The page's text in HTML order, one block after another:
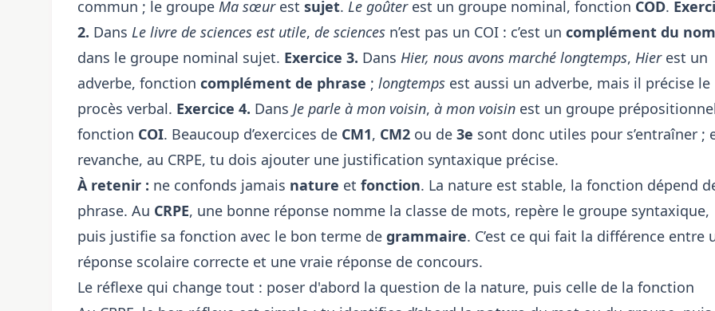
commun ; le groupe Ma sœurest sujet. Le goûterest un groupe nominal, fonction COD.
2. Dans Le livre de sciences est utile, de sciences n’est pas un COI : c’est un complément du nom
dans le groupe nominal sujet. Exercice 3. Dans Hier, nous avons marché longtemps, Hierest un
adverbe, fonction complément de phrase ; longtemps est aussi un adverbe, mais il précise le
procès verbal. Exercice 4. Dans Je parle à mon voisin, à mon voisin est un groupe
fonction COI. Beaucoup d’exercices de CM1, CM2 ou de 3e sont donc utiles pour s’entraîner ;
revanche, au CRPE, tu dois ajouter une justification syntaxique précise.
À retenir : ne confonds jamais nature et fonction. La nature est stable, la fonction dépend
phrase. Au CRPE, une bonne réponse nomme la classe de mots, repère le groupe syntaxique,
puis justifie sa fonction avec le bon terme de grammaire. C’est ce qui fait la différence entre
réponse scolaire correcte et une vraie réponse de concours.
Le réflexe qui change tout : poser d'abord la question de la nature, puis celle de la fonction